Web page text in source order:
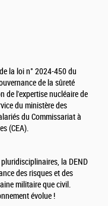
la loi n° 2024-450 du
de la sûreté
de l'expertise nucléaire de
du ministère des
du Commissariat à
(CEA).
la DEND
des risques et des
militaire que civil.
évolue !